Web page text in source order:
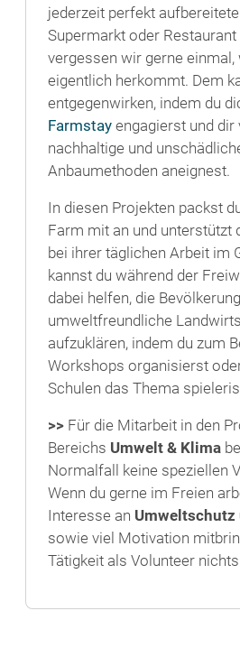
jederzeit perfekt
Supermarkt oder
vergessen wir gerne einmal,
eigentlich herkommt. Dem
entgegenwirken, indem du
Farmstay engagierst und dir
nachhaltige und
Anbaumethoden aneignest.
In diesen Projekten packst
Farm mit an und unterstützt
bei ihrer täglichen Arbeit im
kannst du während der
dabei helfen, die
umweltfreundliche
aufzuklären, indem du zum
Workshops organisierst
Schulen das Thema
>> Für die Mitarbeit in den
Bereichs Umwelt & Klima
Normalfall keine speziellen
Wenn du gerne im Freien
Interesse an Umweltschutz
sowie viel Motivation
Tätigkeit als Volunteer